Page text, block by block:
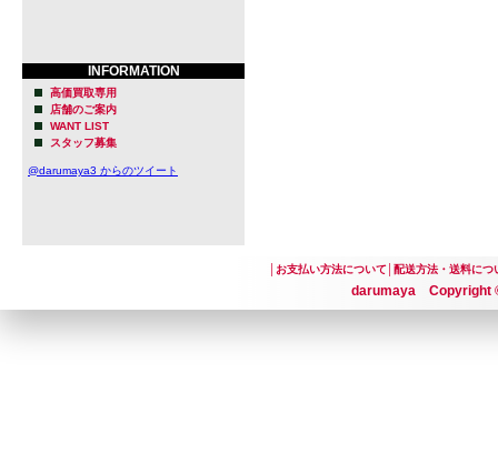
INFORMATION
高価買取専用
店舗のご案内
WANT LIST
スタッフ募集
@darumaya3 からのツイート
お支払い方法について│ 配送方法・送料につ
darumaya Copyright